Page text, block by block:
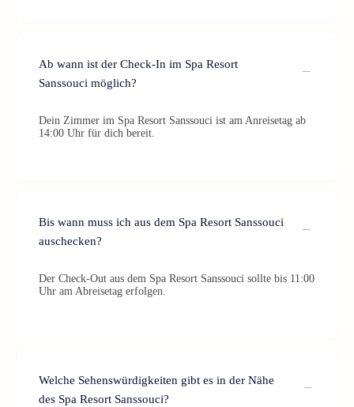
Ab wann ist der Check-In im Spa Resort
Sanssouci möglich?
Dein Zimmer im Spa Resort Sanssouci ist am Anreisetag ab
14:00 Uhr für dich bereit.
Bis wann muss ich aus dem Spa Resort Sanssouci
auschecken?
Der Check-Out aus dem Spa Resort Sanssouci sollte bis 11:00
Uhr am Abreisetag erfolgen.
Welche Sehenswürdigkeiten gibt es in der Nähe
des Spa Resort Sanssouci?